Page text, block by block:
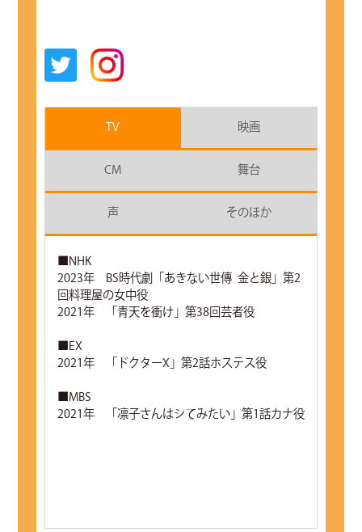
TV 映画
CM 舞台
声 そのほか
■NHK
2023年 BS時代劇「あきない世傳 金と銀」第2
回料理屋の女中役
2021年 「青天を衝け」第38回芸者役
■EX
2021年 「ドクターX」第2話ホステス役
■MBS
2021年 「凛子さんはシてみたい」第1話カナ役